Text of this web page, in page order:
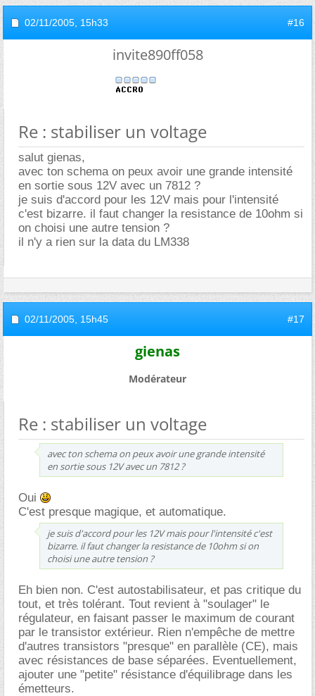
02/11/2005, 15h33 #16
invite890ff058
Re : stabiliser un voltage
salut gienas,
avec ton schema on peux avoir une grande intensité
en sortie sous 12V avec un 7812 ?
je suis d'accord pour les 12V mais pour l'intensité
c'est bizarre. il faut changer la resistance de 10ohm si
on choisi une autre tension ?
il n'y a rien sur la data du LM338
02/11/2005, 15h45 #17
gienas
Modérateur
Re : stabiliser un voltage
avec ton schema on peux avoir une grande intensité
en sortie sous 12V avec un 7812 ?
Oui
C'est presque magique, et automatique.
je suis d'accord pour les 12V mais pour l'intensité c'est
bizarre. il faut changer la resistance de 10ohm si on
choisi une autre tension ?
Eh bien non. C'est autostabilisateur, et pas critique du
tout, et très tolérant. Tout revient à "soulager" le
régulateur, en faisant passer le maximum de courant
par le transistor extérieur. Rien n'empêche de mettre
d'autres transistors "presque" en parallèle (CE), mais
avec résistances de base séparées. Eventuellement,
ajouter une "petite" résistance d'équilibrage dans les
émetteurs.